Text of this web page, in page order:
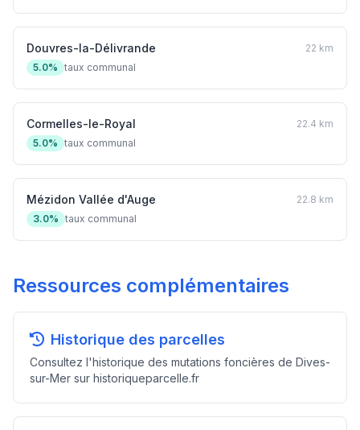
Douvres-la-Délivrande
22 km
5.0% taux communal
Cormelles-le-Royal
22.4 km
5.0% taux communal
Mézidon Vallée d'Auge
22.8 km
3.0% taux communal
Ressources complémentaires
Historique des parcelles
Consultez l'historique des mutations foncières de Dives-
sur-Mer sur historiqueparcelle.fr